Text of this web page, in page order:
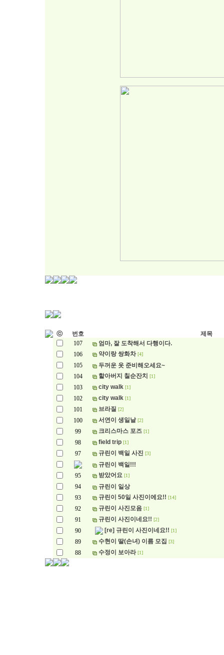
ⓒ 번호
제목
107
엄마, 잘 도착해서 다행이다.
106
약이랑 쌍화차 [4]
105
두꺼운 옷 준비해오세요~
104
할아버지 칠순잔치 [1]
103 city walk [1]
102 city walk [1]
101 브라질 [2]
100 서연이 생일날 [2]
99 크리스마스 포즈 [1]
98 field trip [1]
97 규린이 백일 사진 [3]
규린이 백일!!!
95
받았어요 [1]
94
규린이 일상
93
규린이 50일 사진이에요!! [14]
92 규린이 사진모음 [1]
91 규린이 사진이네요!! [2]
90 [re] 규린이 사진이네요!! [1]
89 수현이 딸(손녀) 이름 모집 [3]
88 수정이 보아라 [1]